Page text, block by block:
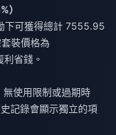
）
下可獲得總計 7555.95
裝價格為
省錢。
使用限制或過期時
記錄會顯示獨立的項